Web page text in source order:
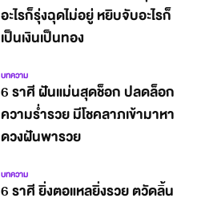
อะไรก็รุ่งฉุดไม่อยู่ หยิบจับอะไรก็
เป็นเงินเป็นทอง
บทความ
6 ราศี ฝันแม่นสุดช็อก ปลดล็อก
ความร่ำรวย มีโชคลาภเข้ามาหา
ดวงฝันพารวย
บทความ
6 ราศี ยิ่งตอแหลยิ่งรวย ตวัดลิ้น